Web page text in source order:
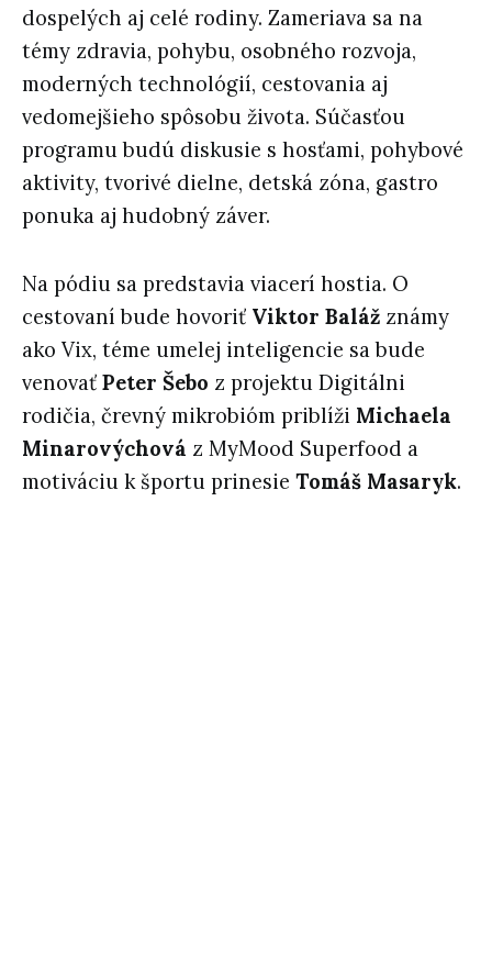
dospelých aj celé rodiny. Zameriava sa na
témy zdravia, pohybu, osobného rozvoja,
moderných technológií, cestovania aj
vedomejšieho spôsobu života. Súčasťou
programu budú diskusie s hosťami, pohybové
aktivity, tvorivé dielne, detská zóna, gastro
ponuka aj hudobný záver.
Na pódiu sa predstavia viacerí hostia. O
cestovaní bude hovoriť Viktor Baláž známy
ako Vix, téme umelej inteligencie sa bude
venovať Peter Šebo z projektu Digitálni
rodičia, črevný mikrobióm priblíži Michaela
Minarovýchová z MyMood Superfood a
motiváciu k športu prinesie Tomáš Masaryk.